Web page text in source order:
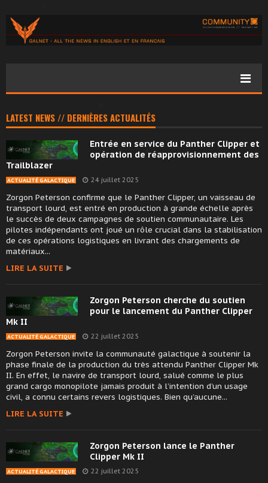
LATEST NEWS // DERNIÈRES ACTUALITÉS
Entrée en service du Panther Clipper et
opération de réapprovisionnement des
Trailblazer
ACTUALITÉ GALACTIQUE 24 juillet 2025
Zorgon Peterson confirme que le Panther Clipper, un vaisseau de
transport lourd, est entré en production à grande échelle après
le succès de deux campagnes de soutien communautaire. Les
pilotes indépendants ont joué un rôle crucial dans la stabilisation
de ces opérations logistiques en livrant des chargements de
matériaux...
LIRE LA SUITE
Zorgon Peterson cherche du soutien
pour le lancement du Panther Clipper
Mk II
ACTUALITÉ GALACTIQUE 22 juillet 2025
Zorgon Peterson invite la communauté galactique à soutenir la
phase finale de la production du très attendu Panther Clipper Mk
II. En effet, le navire de transport lourd, salué comme le plus
grand cargo monopilote jamais produit à l’intention d’un usage
civil, a connu certains revers logistiques. Bien qu’aucune...
LIRE LA SUITE
Zorgon Peterson lance le Panther
Clipper Mk II
ACTUALITÉ GALACTIQUE 22 juillet 2025